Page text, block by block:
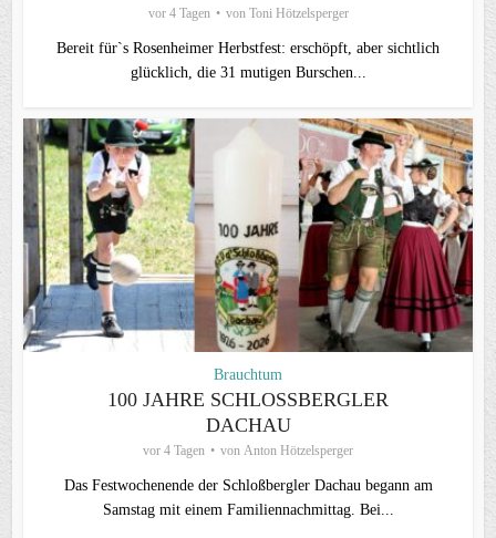
vor 4 Tagen von Toni Hötzelsperger
Bereit für`s Rosenheimer Herbstfest: erschöpft, aber sichtlich
glücklich, die 31 mutigen Burschen...
Brauchtum
100 JAHRE SCHLOSSBERGLER D
ACHAU
vor 4 Tagen von Anton Hötzelsperger
Das Festwochenende der Schloßbergler Dachau begann am
Samstag mit einem Familiennachmittag. Bei...